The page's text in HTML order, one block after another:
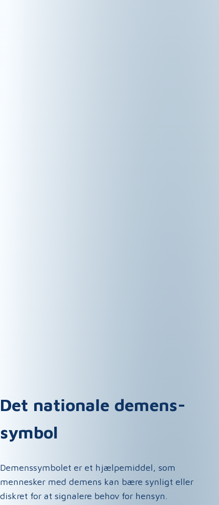
Det nationale demens­
symbol
Demenssymbolet er et hjælpemiddel, som
mennesker med demens kan bære synligt eller
diskret for at signalere behov for hensyn.